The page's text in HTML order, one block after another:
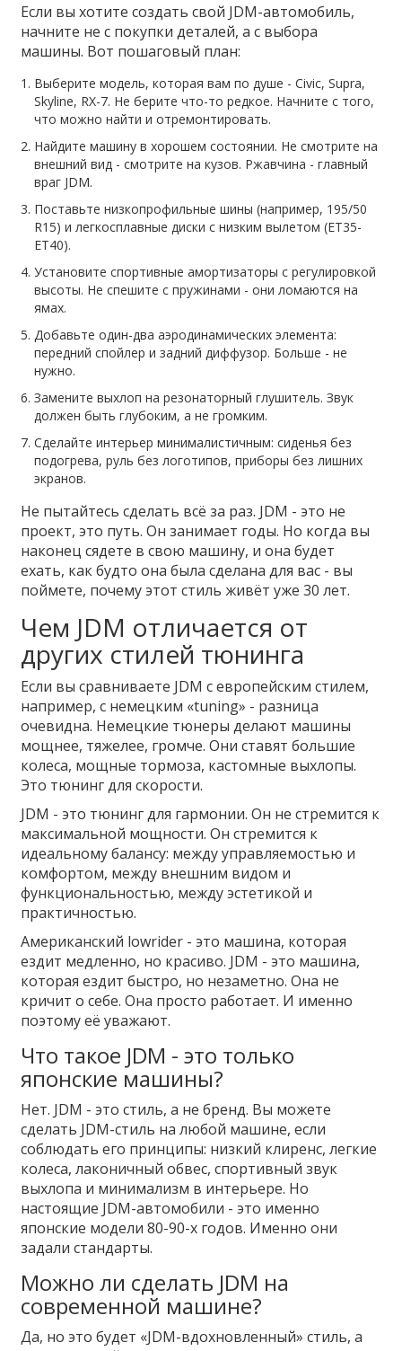
Если вы хотите создать свой JDM-автомобиль,
начните не с покупки деталей, а с выбора
машины. Вот пошаговый план:
Выберите модель, которая вам по душе - Civic, Supra,
Skyline, RX-7. Не берите что-то редкое. Начните с того,
что можно найти и отремонтировать.
Найдите машину в хорошем состоянии. Не смотрите на
внешний вид - смотрите на кузов. Ржавчина - главный
враг JDM.
Поставьте низкопрофильные шины (например, 195/50
R15) и легкосплавные диски с низким вылетом (ET35-
ET40).
Установите спортивные амортизаторы с регулировкой
высоты. Не спешите с пружинами - они ломаются на
ямах.
Добавьте один-два аэродинамических элемента:
передний спойлер и задний диффузор. Больше - не
нужно.
Замените выхлоп на резонаторный глушитель. Звук
должен быть глубоким, а не громким.
Сделайте интерьер минималистичным: сиденья без
подогрева, руль без логотипов, приборы без лишних
экранов.
Не пытайтесь сделать всё за раз. JDM - это не
проект, это путь. Он занимает годы. Но когда вы
наконец сядете в свою машину, и она будет
ехать, как будто она была сделана для вас - вы
поймете, почему этот стиль живёт уже 30 лет.
Чем JDM отличается от
других стилей тюнинга
Если вы сравниваете JDM с европейским стилем,
например, с немецким «tuning» - разница
очевидна. Немецкие тюнеры делают машины
мощнее, тяжелее, громче. Они ставят большие
колеса, мощные тормоза, кастомные выхлопы.
Это тюнинг для скорости.
JDM - это тюнинг для гармонии. Он не стремится к
максимальной мощности. Он стремится к
идеальному балансу: между управляемостью и
комфортом, между внешним видом и
функциональностью, между эстетикой и
практичностью.
Американский lowrider - это машина, которая
ездит медленно, но красиво. JDM - это машина,
которая ездит быстро, но незаметно. Она не
кричит о себе. Она просто работает. И именно
поэтому её уважают.
Что такое JDM - это только
японские машины?
Нет. JDM - это стиль, а не бренд. Вы можете
сделать JDM-стиль на любой машине, если
соблюдать его принципы: низкий клиренс, легкие
колеса, лаконичный обвес, спортивный звук
выхлопа и минимализм в интерьере. Но
настоящие JDM-автомобили - это именно
японские модели 80-90-х годов. Именно они
задали стандарты.
Можно ли сделать JDM на
современной машине?
Да, но это будет «JDM-вдохновленный» стиль, а